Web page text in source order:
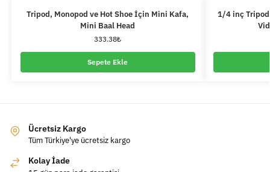
Tripod, Monopod ve Hot Shoe İçin Mini Kafa,
Mini Baal Head
333.38₺
Sepete Ekle
1/4 inç Tripod
Ücretsiz Kargo
Tüm Türkiye'ye ücretsiz kargo
Kolay İade